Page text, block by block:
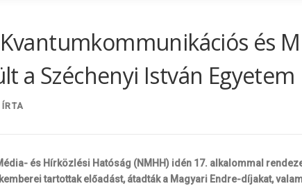
és
a Széchenyi István Egyetem
ÍRTA
és Hírközlési Hatóság (NMHH) idén 17. alkalommal
tartottak előadást, átadták a Magyari Endre-díjakat,